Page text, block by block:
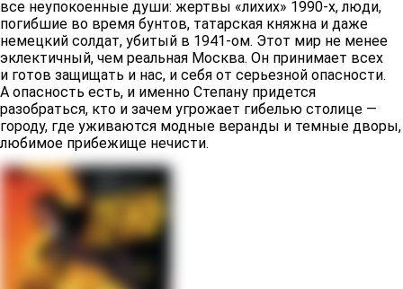
все неупокоенные души: жертвы «лихих» 1990-х, люди,
погибшие во время бунтов, татарская княжна и даже
немецкий солдат, убитый в 1941-ом. Этот мир не менее
эклектичный, чем реальная Москва. Он принимает всех
и готов защищать и нас, и себя от серьезной опасности.
А опасность есть, и именно Степану придется
разобраться, кто и зачем угрожает гибелью столице —
городу, где уживаются модные веранды и темные дворы,
любимое прибежище нечисти.